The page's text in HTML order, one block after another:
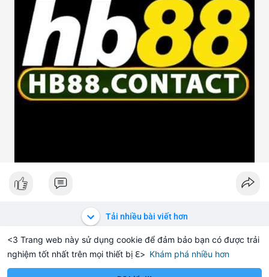
<3 Trang web này sử dụng cookie để đảm bảo bạn có được trải
nghiệm tốt nhất trên mọi thiết bị ℇ> Khám phá nhiều hơn
+0.20% Solana SOL $72.67 -1.21%
Tải nhiều bài viết hơn